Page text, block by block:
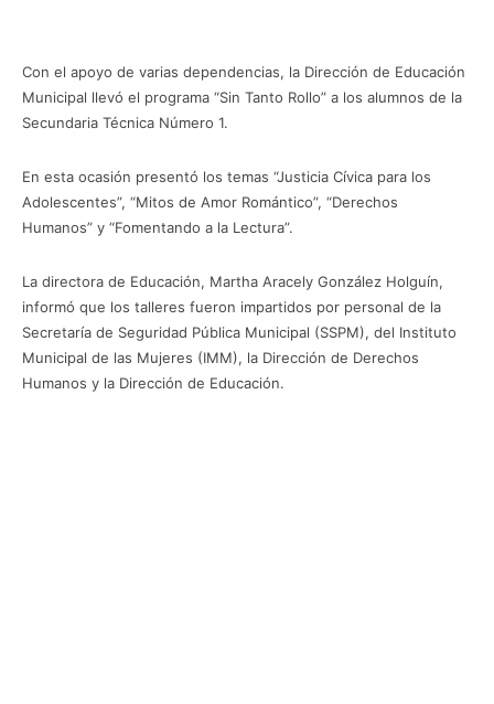
Con el apoyo de varias dependencias, la Dirección de Educación
Municipal llevó el programa “Sin Tanto Rollo” a los alumnos de la
Secundaria Técnica Número 1.
En esta ocasión presentó los temas “Justicia Cívica para los
Adolescentes”, “Mitos de Amor Romántico”, “Derechos
Humanos” y “Fomentando a la Lectura”.
La directora de Educación, Martha Aracely González Holguín,
informó que los talleres fueron impartidos por personal de la
Secretaría de Seguridad Pública Municipal (SSPM), del Instituto
Municipal de las Mujeres (IMM), la Dirección de Derechos
Humanos y la Dirección de Educación.